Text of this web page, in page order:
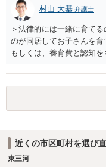
村山 大基 弁護士
＞法律的には一緒に育て
のが同居してお子さんを
もしくは、養育費と認知
す。 また、認知されたこ
ますので、 養育費を請求
ったり、行方不明だった
ります。
近くの市区町村を選び
東三河